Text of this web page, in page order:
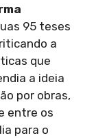
95 teses
a
que
a ideia
por obras,
entre os
para o